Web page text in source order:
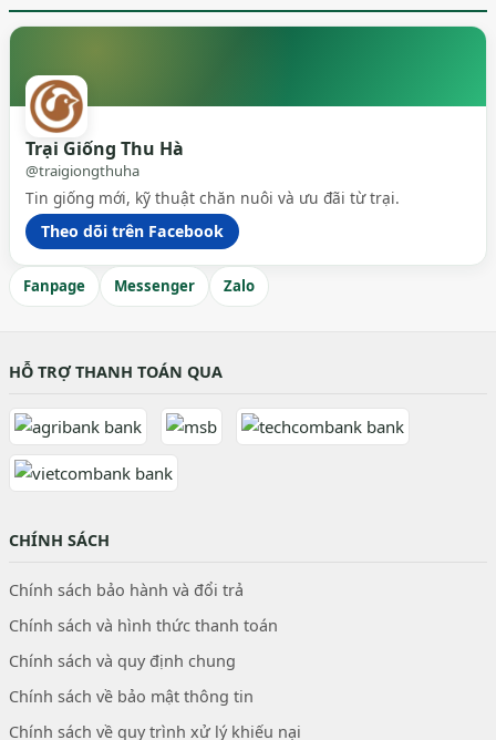
Trại Giống Thu Hà
@traigiongthuha
Tin giống mới, kỹ thuật chăn nuôi và ưu đãi từ trại.
Theo dõi trên Facebook
Fanpage Messenger Zalo
HỖ TRỢ THANH TOÁN QUA
CHÍNH SÁCH
Chính sách bảo hành và đổi trả
Chính sách và hình thức thanh toán
Chính sách và quy định chung
Chính sách về bảo mật thông tin
Chính sách về quy trình xử lý khiếu nại